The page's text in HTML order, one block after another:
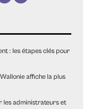
: les étapes clés pour
affiche la plus
les administrateurs et